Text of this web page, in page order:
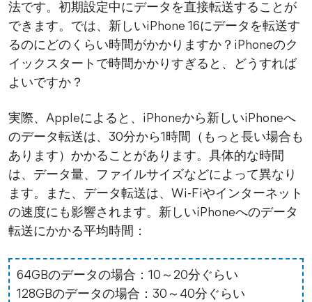
法です。初期設定中にデータを直接転送することが
できます。では、新しいiPhone 16にデータを転送す
るのにどのくらい時間がかかりますか？iPhoneのク
イックスタートで時間かかりすぎると、どうすれば
よいですか？
実際、Appleによると、iPhoneから新しいiPhoneへ
のデータ転送は、30分から1時間（もっと長い場合も
あります）かかることがあります。具体的な時間
は、データ量、ファイルサイズなどによって異なり
ます。また、データ転送は、Wi-Fiやインターネット
の速度にも影響されます。新しいiPhoneへのデータ
転送にかかる平均時間：
64GBのデータの場合：10～20分ぐらい
128GBのデータの場合：30～40分ぐらい